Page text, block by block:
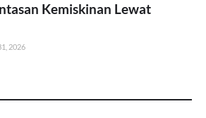
Kemiskinan Lewat
2026